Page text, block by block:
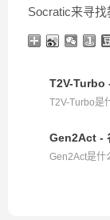
Socratic来寻找
T2V-Turbo
T2V-Turbo是
Gen2Act -
Gen2Act是什